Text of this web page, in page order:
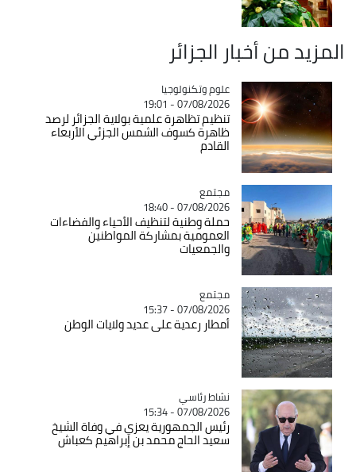
المزيد من أخبار الجزائر
Catégorie
علوم وتكنولوجيا
07/08/2026 - 19:01
تنظيم تظاهرة علمية بولاية الجزائر لرصد
ظاهرة كسوف الشمس الجزئي الأربعاء
القادم
Catégorie
مجتمع
07/08/2026 - 18:40
حملة وطنية لتنظيف الأحياء والفضاءات
العمومية بمشاركة المواطنين
والجمعيات
Catégorie
مجتمع
07/08/2026 - 15:37
أمطار رعدية على عديد ولايات الوطن
Catégorie
نشاط رئاسي
07/08/2026 - 15:34
رئيس الجمهورية يعزي في وفاة الشيخ
سعيد الحاج محمد بن إبراهيم كعباش